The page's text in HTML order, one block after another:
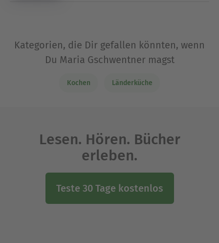
Kategorien, die Dir gefallen könnten, wenn
Du Maria Gschwentner magst
Kochen Länderküche
Lesen. Hören. Bücher
erleben.
Teste 30 Tage kostenlos